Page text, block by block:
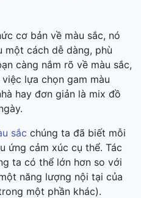
cơ bản về màu sắc, nó
một cách dễ dàng, phù
càng nắm rõ về màu sắc,
lựa chọn gam màu
hay đơn giản là mix đồ
sắc chúng ta đã biết mỗi
ứng cảm xúc cụ thể. Tác
ta có thể lớn hơn so với
năng lượng nội tại của
một phần khác).